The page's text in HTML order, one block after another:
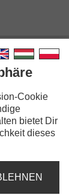
|
Cookie
bietet Dir
dieses